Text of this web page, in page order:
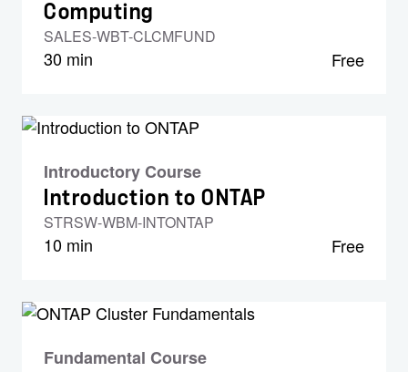
Computing
SALES-WBT-CLCMFUND
30 min Free
Introductory Course
Introduction to ONTAP
STRSW-WBM-INTONTAP
10 min Free
Fundamental Course